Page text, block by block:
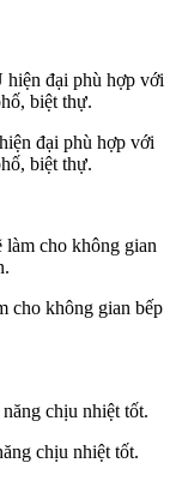
đại phù hợp với
biệt thự.
cho không gian bếp
chịu nhiệt tốt.